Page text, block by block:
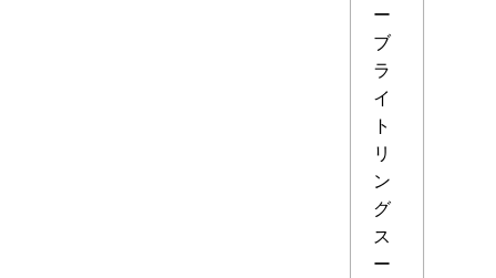
ー
ブ
ラ
イ
ト
リ
ン
グ
ス
ー